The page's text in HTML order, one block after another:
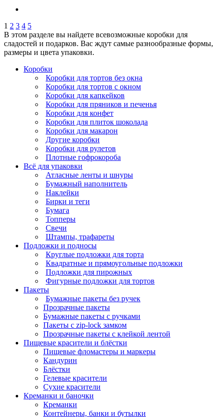
1 2 3 4 5
В этом разделе вы найдете всевозможные коробки для
сладостей и подарков. Вас ждут самые разнообразные формы,
размеры и цвета упаковки.
Коробки
Коробки для тортов без окна
Коробки для тортов с окном
Коробки для капкейков
Коробки для пряников и печенья
Коробки для конфет
Коробки для плиток шоколада
Коробки для макарон
Другие коробки
Коробки для рулетов
Плотные гофрокороба
Всё для упаковки
Атласные ленты и шнуры
Бумажный наполнитель
Наклейки
Бирки и теги
Бумага
Топперы
Свечи
Штампы, трафареты
Подложки и подносы
Круглые подложки для торта
Квадратные и прямоугольные подложки
Подложки для пирожных
Фигурные подложки для тортов
Пакеты
Бумажные пакеты без ручек
Прозрачные пакеты
Бумажные пакеты с ручками
Пакеты с zip-lock замком
Прозрачные пакеты с клейкой лентой
Пищевые красители и блёстки
Пищевые фломастеры и маркеры
Кандурин
Блёстки
Гелевые красители
Сухие красители
Креманки и баночки
Креманки
Контейнеры, банки и бутылки